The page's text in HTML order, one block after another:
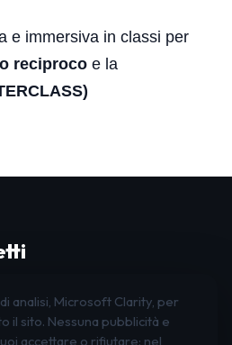
e immersiva in classi per
reciproco e la
Facebook
analisi, Microsoft Clarity, per
il sito. Nessuna pubblicità e
accettare o rifiutare: nel